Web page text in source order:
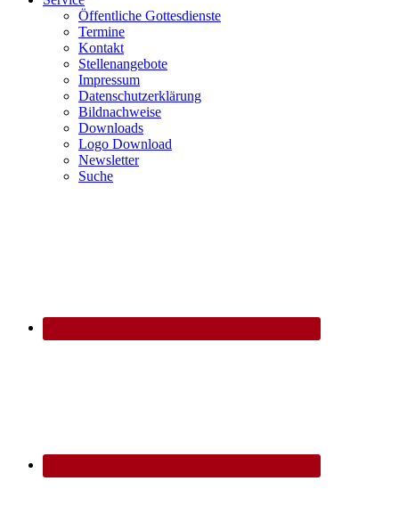
Öffentliche Gottesdienste
Termine
Kontakt
Stellenangebote
Impressum
Datenschutzerklärung
Bildnachweise
Downloads
Logo Download
Newsletter
Suche